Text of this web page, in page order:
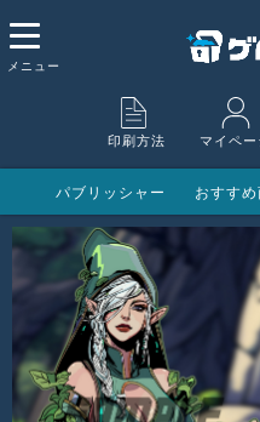
印刷方法 マイペー
パブリッシャー おすす